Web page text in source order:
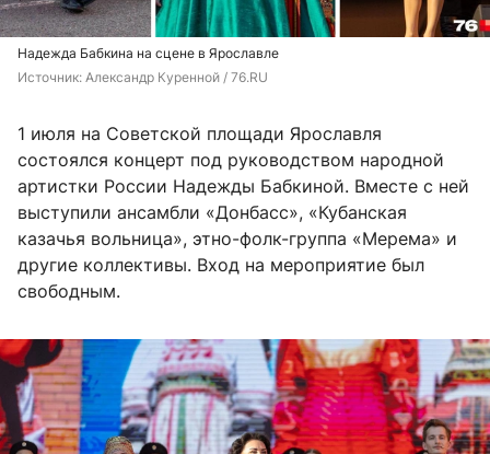
Надежда Бабкина на сцене в Ярославле
Источник: Александр Куренной / 76.RU
1 июля на Советской площади Ярославля
состоялся концерт под руководством народной
артистки России Надежды Бабкиной. Вместе с ней
выступили ансамбли «Донбасс», «Кубанская
казачья вольница», этно-фолк-группа «Мерема» и
другие коллективы. Вход на мероприятие был
свободным.